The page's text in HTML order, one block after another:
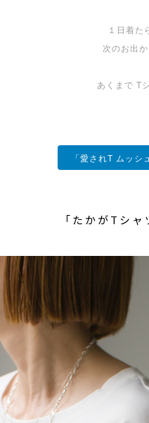
１日着た
次のお出
あくまで T
「愛されT ムッシ
「たかがTシ